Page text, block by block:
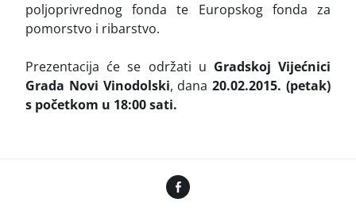
poljoprivrednog fonda te Europskog fonda za
pomorstvo i ribarstvo.
Prezentacija će se održati u Gradskoj Vijećnici
Grada Novi Vinodolski, dana20.02.2015. (petak)
s početkom u 18:00 sati.